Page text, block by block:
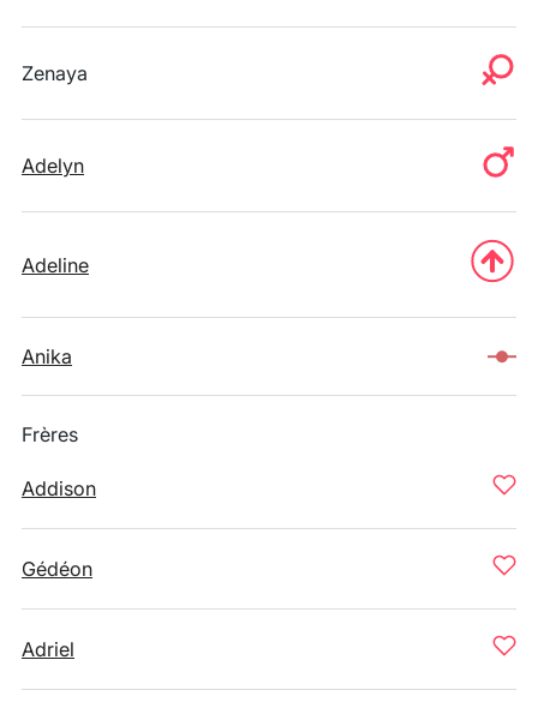
Zenaya
Adelyn
Adeline
Anika
Frères
Addison
Gédéon
Adriel